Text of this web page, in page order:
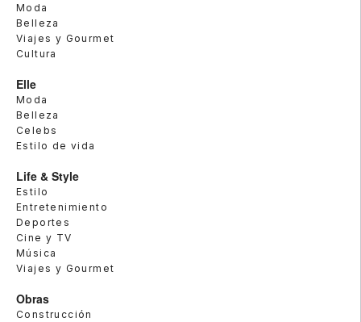
Moda
Belleza
Viajes y Gourmet
Cultura
Elle
Moda
Belleza
Celebs
Estilo de vida
Life & Style
Estilo
Entretenimiento
Deportes
Cine y TV
Música
Viajes y Gourmet
Obras
Construcción